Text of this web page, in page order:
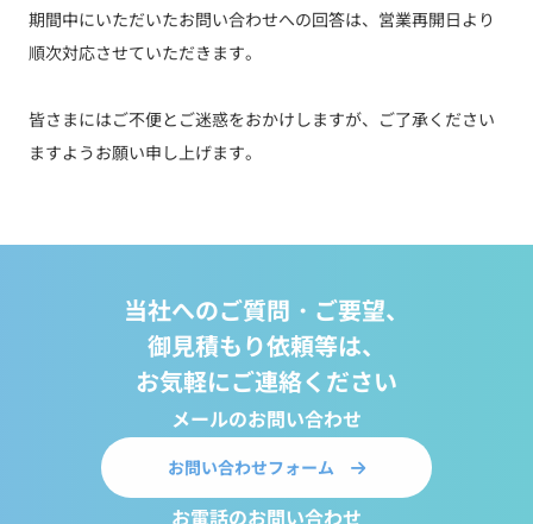
期間中にいただいたお問い合わせへの回答は、営業再開日より
順次対応させていただきます。
皆さまにはご不便とご迷惑をおかけしますが、ご了承ください
ますようお願い申し上げます。
当社へのご質問・ご要望、
御見積もり依頼等は、
お気軽にご連絡ください
メールのお問い合わせ
お問い合わせフォーム
お電話のお問い合わせ